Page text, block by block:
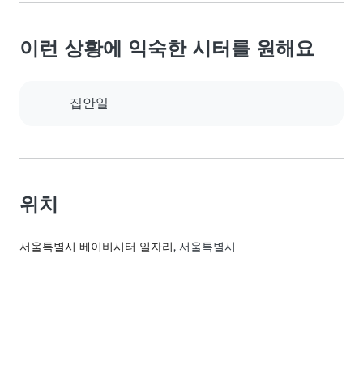
이런 상황에 익숙한 시터를 원해요
집안일
위치
서울특별시 베이비시터 일자리, 서울특별시